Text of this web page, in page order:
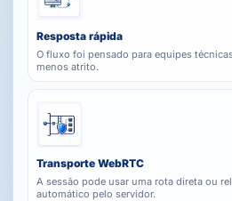
Resposta rápida
O fluxo foi pensado para equipes
menos atrito.
Transporte WebRTC
A sessão pode usar uma rota direta ou
automático pelo servidor.